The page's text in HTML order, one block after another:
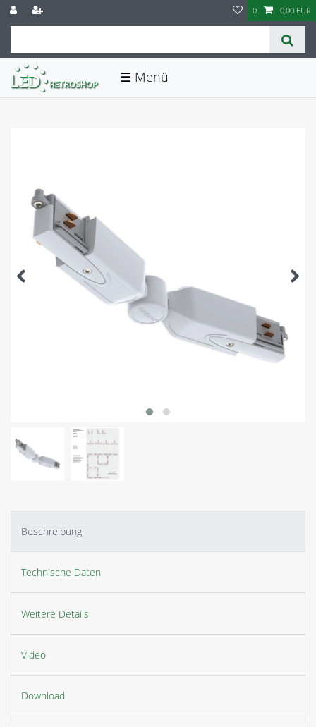
0 0,00 EUR
☰
Beschreibung
Technische Daten
Weitere Details
Video
Download